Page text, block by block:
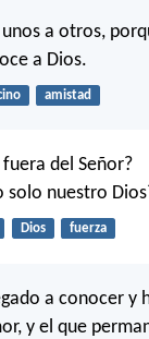
a otros,
a Dios.
amistad
fuera del Señor?
solo nuestro
Dios fuerza
a conocer y
y el que